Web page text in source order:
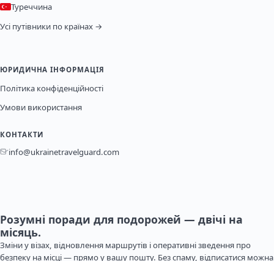
Туреччина
Усі путівники по країнах →
ЮРИДИЧНА ІНФОРМАЦІЯ
Політика конфіденційності
Умови використання
КОНТАКТИ
info@ukrainetravelguard.com
Розумні поради для подорожей — двічі на
місяць.
Зміни у візах, відновлення маршрутів і оперативні зведення про
безпеку на місці — прямо у вашу пошту. Без спаму, відписатися можна